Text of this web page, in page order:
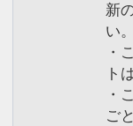
新
い。
・
ト
・
ご